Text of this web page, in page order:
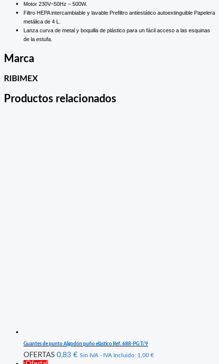
Motor 230V~50Hz – 500W.
Filtro HEPA intercambiable y lavable Prefiltro antiestático autoextinguible Papelera
metálica de 4 L.
Lanza curva de metal y boquilla de plástico para un fácil acceso a las esquinas
de la estufa.
Marca
RIBIMEX
Productos relacionados
Guantes de punto Algodón puño elástico Ref. 688-PG T/9
OFERTAS 0,83 € Sin IVA - IVA Incluido: 1,00 €